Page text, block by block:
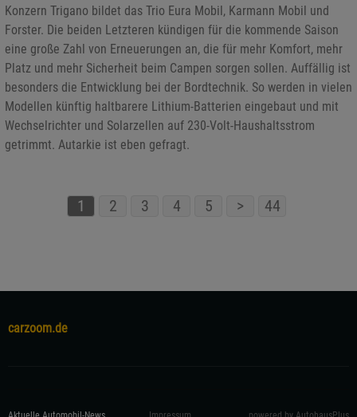
Konzern Trigano bildet das Trio Eura Mobil, Karmann Mobil und
Forster. Die beiden Letzteren kündigen für die kommende Saison
eine große Zahl von Erneuerungen an, die für mehr Komfort, mehr
Platz und mehr Sicherheit beim Campen sorgen sollen. Auffällig ist
besonders die Entwicklung bei der Bordtechnik. So werden in vielen
Modellen künftig haltbarere Lithium-Batterien eingebaut und mit
Wechselrichter und Solarzellen auf 230-Volt-Haushaltsstrom
getrimmt. Autarkie ist eben gefragt.
1 2 3 4 5 > 44
carzoom.de